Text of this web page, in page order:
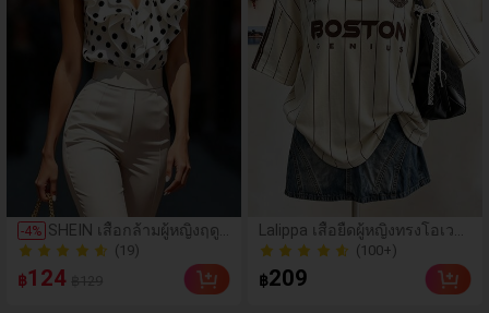
-4% SHEIN เสื้อกล้ามผู้หญิงฤดูใ
บไม้ผลิ/ฤดูร้อน ใหม่ สไตล์
มินิมอลลำลองหรูหรา สีบล็
อก ลายจุด คอวี แพตช์เวิร์ก
(19)
50+ ขายแล้ว
50+ ขายแล้ว
฿124
Lalippa เสื้อยืดผู้หญิงทรงโอเวอ
ร์ไซส์ ความยาวกลางตัว คอกล
ม ไหล่ตก พิมพ์ลายตัวอักษรและ
ลายทางแนวตั้ง สไตล์แฟชั่นมินิ
(100+)
฿209